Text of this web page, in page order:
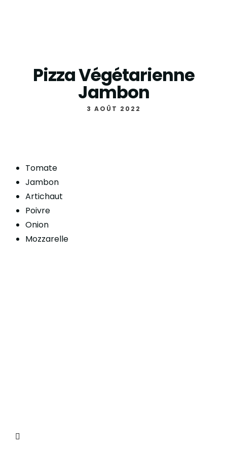
Pizza Végétarienne
Jambon
3 AOÛT 2022
Tomate
Jambon
Artichaut
Poivre
Onion
Mozzarelle